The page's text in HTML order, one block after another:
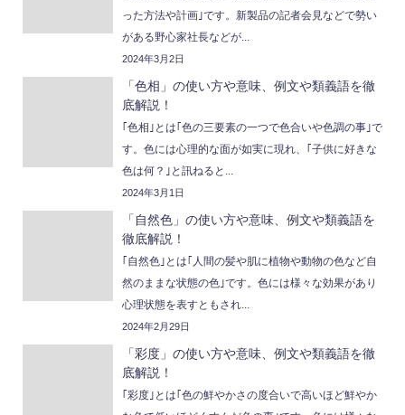
った方法や計画｣です。新製品の記者会見などで勢い
がある野心家社長などが...
2024年3月2日
「色相」の使い方や意味、例文や類義語を徹
底解説！
｢色相｣とは｢色の三要素の一つで色合いや色調の事｣で
す。色には心理的な面が如実に現れ、｢子供に好きな
色は何？｣と訊ねると...
2024年3月1日
「自然色」の使い方や意味、例文や類義語を
徹底解説！
｢自然色｣とは｢人間の髪や肌に植物や動物の色など自
然のままな状態の色｣です。色には様々な効果があり
心理状態を表すともされ...
2024年2月29日
「彩度」の使い方や意味、例文や類義語を徹
底解説！
｢彩度｣とは｢色の鮮やかさの度合いで高いほど鮮やか